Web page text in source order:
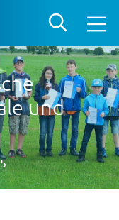
und